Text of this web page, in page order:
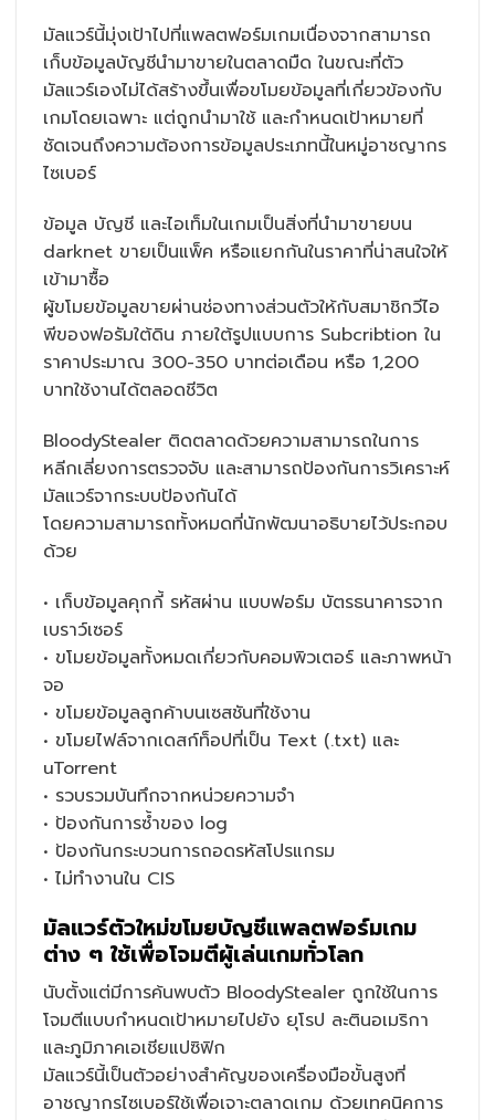
มัลแวร์นี้มุ่งเป้าไปที่แพลตฟอร์มเกมเนื่องจากสามารถ
เก็บข้อมูลบัญชีนำมาขายในตลาดมืด ในขณะที่ตัว
มัลแวร์เองไม่ได้สร้างขึ้นเพื่อขโมยข้อมูลที่เกี่ยวข้องกับ
เกมโดยเฉพาะ แต่ถูกนำมาใช้ และกำหนดเป้าหมายที่
ชัดเจนถึงความต้องการข้อมูลประเภทนี้ในหมู่อาชญากร
ไซเบอร์
ข้อมูล บัญชี และไอเท็มในเกมเป็นสิ่งที่นำมาขายบน
darknet ขายเป็นแพ็ค หรือแยกกันในราคาที่น่าสนใจให้
เข้ามาซื้อ
ผู้ขโมยข้อมูลขายผ่านช่องทางส่วนตัวให้กับสมาชิกวีไอ
พีของฟอรัมใต้ดิน ภายใต้รูปแบบการ Subcribtion ใน
ราคาประมาณ 300-350 บาทต่อเดือน หรือ 1,200
บาทใช้งานได้ตลอดชีวิต
BloodyStealer ติดตลาดด้วยความสามารถในการ
หลีกเลี่ยงการตรวจจับ และสามารถป้องกันการวิเคราะห์
มัลแวร์จากระบบป้องกันได้
โดยความสามารถทั้งหมดที่นักพัฒนาอธิบายไว้ประกอบ
ด้วย
• เก็บข้อมูลคุกกี้ รหัสผ่าน แบบฟอร์ม บัตรธนาคารจาก
เบราว์เซอร์
• ขโมยข้อมูลทั้งหมดเกี่ยวกับคอมพิวเตอร์ และภาพหน้า
จอ
• ขโมยข้อมูลลูกค้าบนเซสชันที่ใช้งาน
• ขโมยไฟล์จากเดสก์ท็อปที่เป็น Text (.txt) และ
uTorrent
• รวบรวมบันทึกจากหน่วยความจำ
• ป้องกันการซ้ำของ log
• ป้องกันกระบวนการถอดรหัสโปรแกรม
• ไม่ทำงานใน CIS
มัลแวร์ตัวใหม่ขโมยบัญชีแพลตฟอร์มเกม
ต่าง ๆ ใช้เพื่อโจมตีผู้เล่นเกมทั่วโลก
นับตั้งแต่มีการค้นพบตัว BloodyStealer ถูกใช้ในการ
โจมตีแบบกำหนดเป้าหมายไปยัง ยุโรป ละตินอเมริกา
และภูมิภาคเอเชียแปซิฟิก
มัลแวร์นี้เป็นตัวอย่างสำคัญของเครื่องมือขั้นสูงที่
อาชญากรไซเบอร์ใช้เพื่อเจาะตลาดเกม ด้วยเทคนิคการ